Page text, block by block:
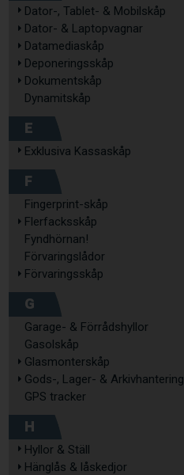
Dator-, Tablet- & Mobilskåp
Dator- & Laptopvagnar
Datamediaskåp
Deponeringsskåp
Dokumentskåp
Dynamitskåp
E
Exklusiva Kassaskåp
F
Fingerprint-skåp
Flerfacksskåp
Fyndhörnan!
Förvaringslådor
Förvaringsskåp
G
Garage- & Förrådshyllor
Gasolskåp
Glasmonterskåp
Gods-, Lager- & Arkivhantering
GPS tracker
H
Hyllor & Ställ
Hänglås & låskedjor